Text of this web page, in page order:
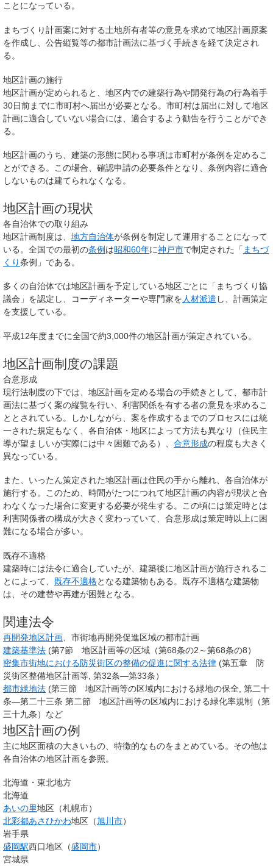
ことになっている。
まちづくり計画案に対する土地所有者等の意見を求めて地区計画原案
を作成し、公告縦覧等の都市計画法に基づく手続きを経て決定され
る。
地区計画の施行
地区計画が定められると、地区内での建築行為や開発行為の行為着手
30日前までに市町村へ届出が必要となる。市町村は届出に対して地区
計画に適合していない場合には、適合するよう勧告を行うことができ
る。
地区計画のうち、建築の形態に関わる事項は市町村が条例を定めるこ
とができる。この場合、確認申請の必要条件となり、条例内容に適合
しないものは建てられなくなる。
地区計画の現状
各自治体での取り組み
地区計画制度は、 地方自治体が条例を制定して運用することになって
いる。全国での最初の条例 は昭和60年に神戸市で制定された「 まちづ
くり条例」である。
多くの自治体では地区計画を予定している地区ごとに「まちづくり協
議会」を認定し、コーディネーターや専門家を人材派遣 し、計画策定
を支援している。
平成12年度までに全国で約3,000件の地区計画が策定されている。
地区計画制度の課題
合意形成
現行法制度の下では、地区計画を定める場合の手続きとして、都市計
画法に基づく案の縦覧を行い、利害関係を有する者の意見を求めるこ
ととされている。しかしながら、案を作成するまでのプロセスには統
一された規定もなく、各自治体・地区によって方法も異なり（住民主
導が望ましいが実際には中々困難である）、 合意形成の程度も大きく
異なっている。
また、いったん策定された地区計画は住民の手から離れ、各自治体が
施行する。このため、時間がたつにつれて地区計画の内容が現状と合
わなくなった場合に変更する必要が発生する。この頃には策定時とは
利害関係者の構成が大きく変わっていて、合意形成は策定時以上に困
難になる場合が多い。
既存不適格
建築時には法令に適合していたが、建築後に地区計画が施行されるこ
とによって、
既存不適格となる建築物もある。既存不適格な建築物
は、その建替や再建が困難となる。
関連法令
再開発地区計画 、市街地再開発促進区域の都市計画
建築基準法 (第7節 地区計画等の区域（第68条の2～第68条の8）
密集市街地における防災街区の整備の促進に関する法律 (第五章 防
災街区整備地区計画等, 第32条―第33条）
都市緑地法 (第三節 地区計画等の区域内における緑地の保全, 第二十
条―第二十三条 第二節 地区計画等の区域内における緑化率規制（第
三十九条）など
地区計画の例
主に地区面積の大きいもの、特徴的なものをまとめている。その他は
各自治体の地区計画を参照。
北海道・東北地方
北海道
あいの里地区（札幌市）
北彩都あさひかわ地区（旭川市）
岩手県
盛岡駅西口地区（盛岡市）
宮城県